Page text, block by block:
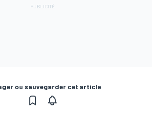
ou sauvegarder cet article